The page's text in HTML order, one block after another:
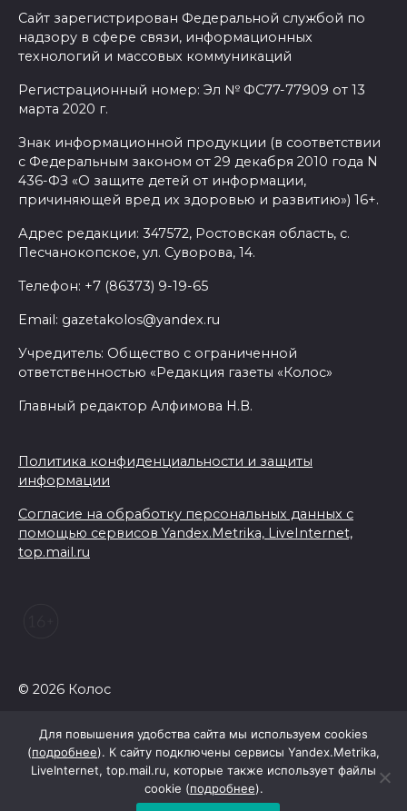
Сайт зарегистрирован Федеральной службой по
надзору в сфере связи, информационных
технологий и массовых коммуникаций
Регистрационный номер: Эл № ФС77-77909 от 13
марта 2020 г.
Знак информационной продукции (в соответствии
с Федеральным законом от 29 декабря 2010 года N
436-ФЗ «О защите детей от информации,
причиняющей вред их здоровью и развитию») 16+.
Адрес редакции: 347572, Ростовская область, с.
Песчанокопское, ул. Суворова, 14.
Телефон: +7 (86373) 9-19-65
Email: gazetakolos@yandex.ru
Учредитель: Общество с ограниченной
ответственностью «Редакция газеты «Колос»
Главный редактор Алфимова Н.В.
Политика конфиденциальности и защиты
информации
Согласие на обработку персональных данных с
помощью сервисов Yandex.Metrika, LiveInternet,
top.mail.ru
© 2026 Колос
Для повышения удобства сайта мы используем cookies
(подробнее). К сайту подключены сервисы Yandex.Metrika,
LiveInternet, top.mail.ru, которые также использует файлы
cookie (подробнее).